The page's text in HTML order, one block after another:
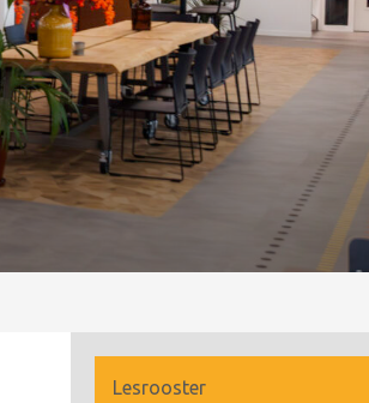
Lesrooster